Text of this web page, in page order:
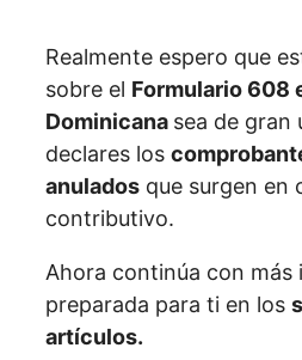
Realmente espero que
sobre el Formulario 608
Dominicana sea de gran
declares los
anulados que surgen en
contributivo.
Ahora continúa con más
preparada para ti en los
artículos.